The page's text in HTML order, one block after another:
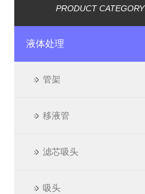
PRODUCT CATEGORY
液体处理
管架
移液管
滤芯吸头
吸头